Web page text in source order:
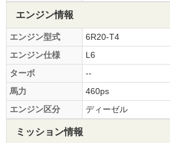
エンジン情報
エンジン型式
6R20-T4
エンジン仕様
L6
ターボ
--
馬力
460ps
エンジン区分
ディーゼル
ミッション情報